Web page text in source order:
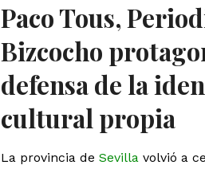
Paco Tous,
Bizcocho
defensa de la
cultural propia
La provincia de Sevilla volvió a